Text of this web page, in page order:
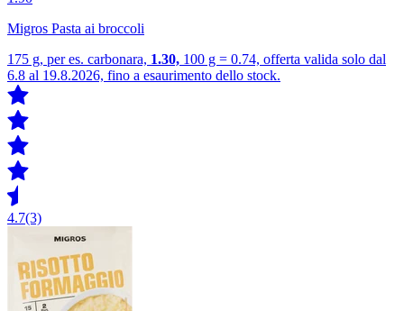
Migros Pasta ai broccoli
175 g, per es. carbonara, 1.30, 100 g = 0.74, offerta valida solo dal
6.8 al 19.8.2026, fino a esaurimento dello stock.
4.7(3)